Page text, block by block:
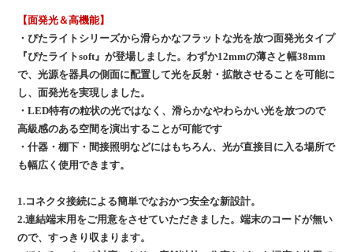
【面発光＆高機能】
・ぴたライトシリーズから滑らかなフラットな光を放つ面発光タイプ
『ぴたライトsoft』が登場しました。わずか12mmの薄さと幅38mm
で、光源を器具の側面に配置して光を反射・拡散させることを可能に
し、面発光を実現しました。
・LED特有の粒状の光ではなく、滑らかなやわらかい光を放つので
高級感のある空間を演出することが可能です
・什器・棚下・間接照明などにはもちろん、光が直接目に入る場所で
も幅広く使用できます。
1.コネクタ接続による簡単でなおかつ安全な新設計。
2.連結端末用をご用意をさせていただきました。端末のコードが無い
ので、すっきり収まります。